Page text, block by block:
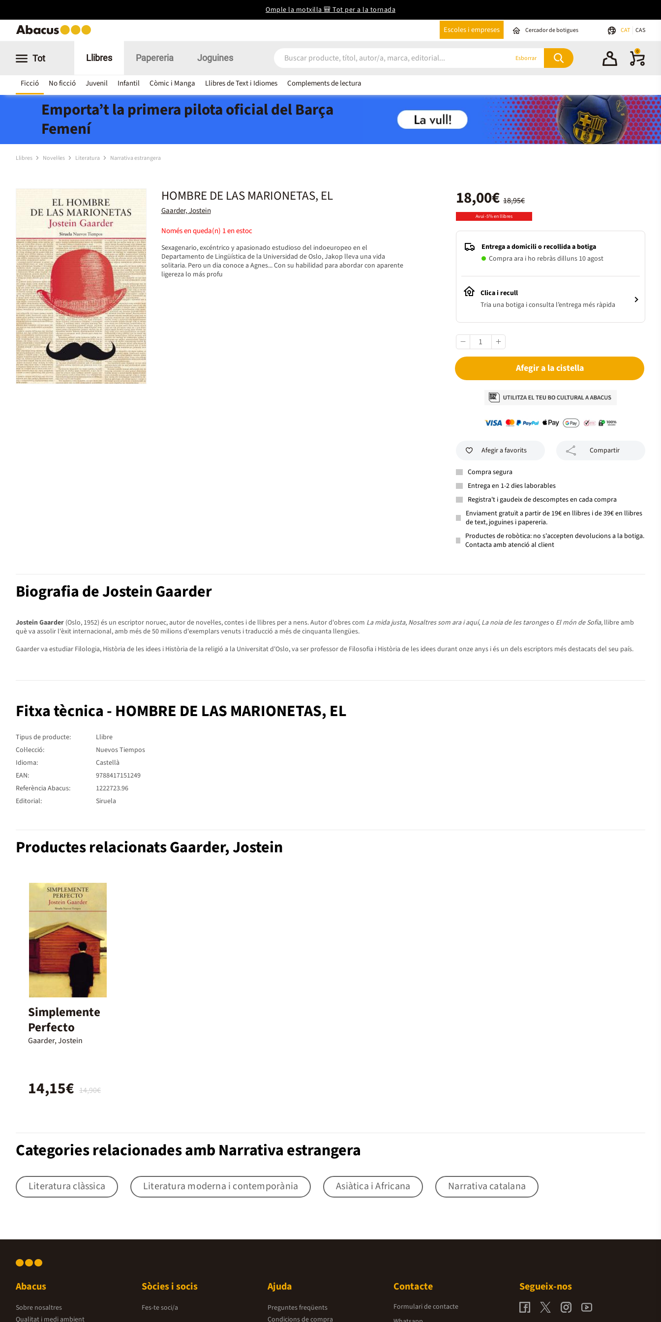
Omple la motxilla 🎒 Tot per a la tornada
Escoles i empreses Cercador de botigues CAT CAS
Tot Llibres
Ficció No ficció Juvenil Infantil Còmic i Manga Llibres de Text i Idiomes Complements de lectura
Papereria Joguines Esborrar
0
Emporta’t la primera pilota oficial del Barça
Femení
Llibres Novel·les Literatura Narrativa estrangera
HOMBRE DE LAS MARIONETAS, EL
Gaarder, Jostein
Només en queda(n) 1en estoc
Sexagenario, excéntrico y apasionado estudioso del indoeuropeo en el
Departamento de Lingüística de la Universidad de Oslo, Jakop lleva una vida
solitaria. Pero un dia conoce a Agnes... Con su habilidad para abordar con aparente
ligereza lo más profu
18,95€
18,00€
Avui -5% en llibres
Entrega a domicili o recollida a botiga
Compra ara i ho rebràs dilluns 10 agost
Clica i recull
Tria una botiga i consulta l’entrega més ràpida
Afegir a la cistella
Afegir a favorits Compartir
Compra segura
Entrega en 1-2 dies laborables
Registra't i gaudeix de descomptes en cada compra
Enviament gratuït a partir de 19€ en llibres i de 39€ en llibres
de text, joguines i papereria.
Productes de robòtica: no s'accepten devolucions a la botiga.
Contacta amb atenció al client
Biografia de Jostein Gaarder
Jostein Gaarder (Oslo, 1952) és un escriptor noruec, autor de novel·les, contes i de llibres per a nens. Autor d'obres com La mida justa, Nosaltres som ara i aquí, La noia de les tarongeso El món de Sofia, llibre amb
què va assolir l'èxit internacional, amb més de 50 milions d'exemplars venuts i traducció a més de cinquanta llengües.
Gaarder va estudiar Filologia, Història de les idees i Història de la religió a la Universitat d'Oslo, va ser professor de Filosofia i Història de les idees durant onze anys i és un dels escriptors més destacats del seu país.
Fitxa tècnica - HOMBRE DE LAS MARIONETAS, EL
Tipus de producte:
Llibre
Col·lecció:
Nuevos Tiempos
Idioma:
Castellà
EAN:
9788417151249
Referència Abacus:
1222723.96
Editorial:
Siruela
Productes relacionats Gaarder, Jostein
Simplemente
Perfecto
Gaarder, Jostein
14,90€
14,15€
Categories relacionades amb Narrativa estrangera
Literatura clàssica Literatura moderna i contemporània Asiàtica i Africana Narrativa catalana
Abacus
Sobre nosaltres
Qualitat i medi ambient
Sòcies i socis
Fes-te soci/a
Ajuda
Preguntes freqüents
Condicions de compra
Contacte
Formulari de contacte
Segueix-nos